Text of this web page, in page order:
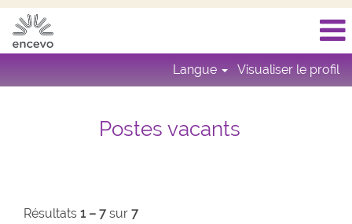
Langue Visualiser le profil
Postes vacants
Résultats 1 – 7 sur 7